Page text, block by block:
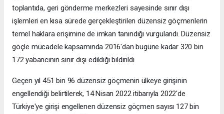
toplantıda, geri gönderme merkezleri sayesinde sınır dışı
işlemleri en kısa sürede gerçekleştirilen düzensiz göçmenlerin
temel haklara erişimine de imkan tanındığı vurgulandı. Düzensiz
göçle mücadele kapsamında 2016'dan bugüne kadar 320 bin
172 yabancının sınır dışı edildiği bildirildi.
Geçen yıl 451 bin 96 düzensiz göçmenin ülkeye girişinin
engellendiği belirtilerek, 14 Nisan 2022 itibarıyla 2022'de
Türkiye'ye girişi engellenen düzensiz göçmen sayısı 127 bin